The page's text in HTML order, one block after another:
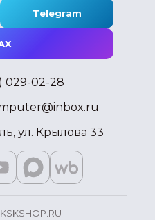
Telegram
029-02-28
ул. Крылова 33